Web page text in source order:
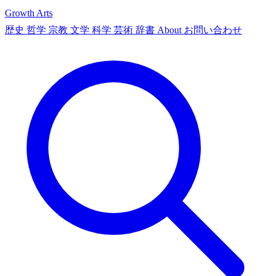
Growth Arts
歴史 哲学 宗教 文学 科学 芸術 辞書 About お問い合わせ